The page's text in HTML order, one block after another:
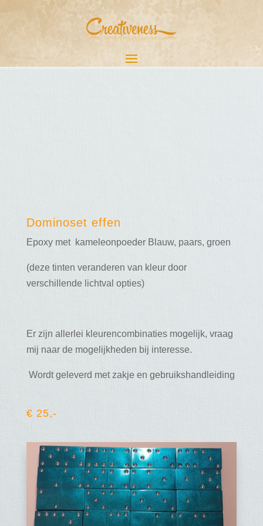
Dominoset effen
Epoxy met kameleonpoeder Blauw, paars, groen
(deze tinten veranderen van kleur door
verschillende lichtval opties)
Er zijn allerlei kleurencombinaties mogelijk, vraag
mij naar de mogelijkheden bij interesse.
Wordt geleverd met zakje en gebruikshandleiding
€ 25,-